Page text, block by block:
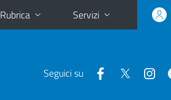
Rubrica Servizi
Seguici su